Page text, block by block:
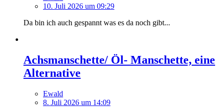
10. Juli 2026 um 09:29
Da bin ich auch gespannt was es da noch gibt...
Achsmanschette/ Öl- Manschette, eine
Alternative
Ewald
8. Juli 2026 um 14:09